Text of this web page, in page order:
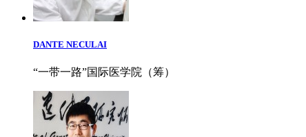
DANTE NECULAI
“一带一路”国际医学院（筹）